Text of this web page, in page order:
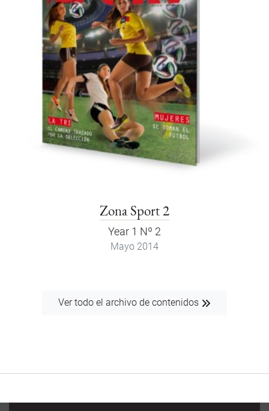
Zona Sport 2
Year 1 Nº 2
Mayo 2014
Ver todo el archivo de contenidos